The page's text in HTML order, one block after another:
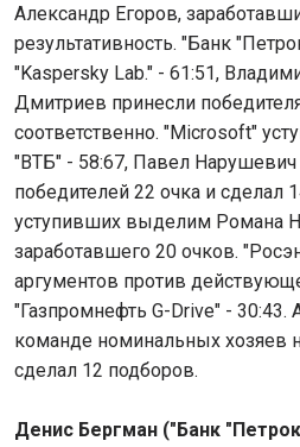
Александр Егоров,
результативность. "Банк
"Kaspersky Lab." - 61:51,
Дмитриев принесли
соответственно. "Microsoft"
"ВТБ" - 58:67, Павел
победителей 22 очка и сделал
уступивших выделим Романа
заработавшего 20 очков.
аргументов против
"Газпромнефть G-Drive" -
команде номинальных хозяев
сделал 12 подборов.
Денис Бергман ("Банк